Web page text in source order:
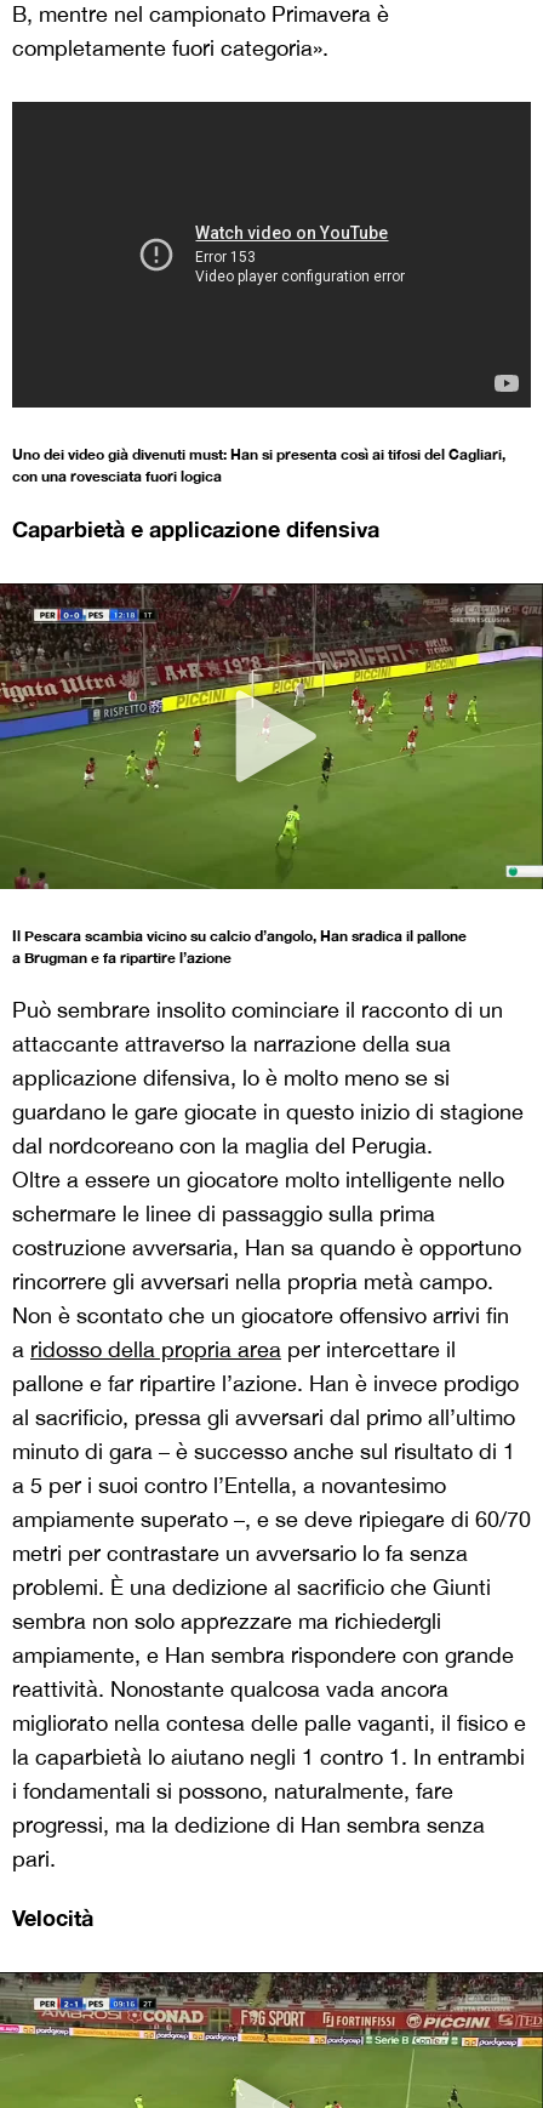
B, mentre nel campionato Primavera è
completamente fuori categoria».
Uno dei video già divenuti must: Han si presenta così ai tifosi del Cagliari,
con una rovesciata fuori logica
Caparbietà e applicazione difensiva
Il Pescara scambia vicino su calcio d’angolo, Han sradica il pallone
a Brugman e fa ripartire l’azione
Può sembrare insolito cominciare il racconto di un
attaccante attraverso la narrazione della sua
applicazione difensiva, lo è molto meno se si
guardano le gare giocate in questo inizio di stagione
dal nordcoreano con la maglia del Perugia.
Oltre a essere un giocatore molto intelligente nello
schermare le linee di passaggio sulla prima
costruzione avversaria, Han sa quando è opportuno
rincorrere gli avversari nella propria metà campo.
Non è scontato che un giocatore offensivo arrivi fin
a ridosso della propria area per intercettare il
pallone e far ripartire l’azione. Han è invece prodigo
al sacrificio, pressa gli avversari dal primo all’ultimo
minuto di gara – è successo anche sul risultato di 1
a 5 per i suoi contro l’Entella, a novantesimo
ampiamente superato –, e se deve ripiegare di 60/70
metri per contrastare un avversario lo fa senza
problemi. È una dedizione al sacrificio che Giunti
sembra non solo apprezzare ma richiedergli
ampiamente, e Han sembra rispondere con grande
reattività. Nonostante qualcosa vada ancora
migliorato nella contesa delle palle vaganti, il fisico e
la caparbietà lo aiutano negli 1 contro 1. In entrambi
i fondamentali si possono, naturalmente, fare
progressi, ma la dedizione di Han sembra senza
pari.
Velocità